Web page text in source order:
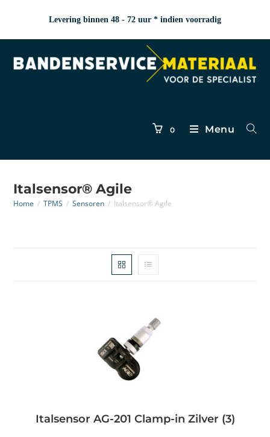
Levering binnen 48 - 72 uur * indien voorradig
0 Menu
Italsensor® Agile
Home / TPMS / Sensoren / Italsensor® Agile
Italsensor AG-201 Clamp-in Zilver (3)